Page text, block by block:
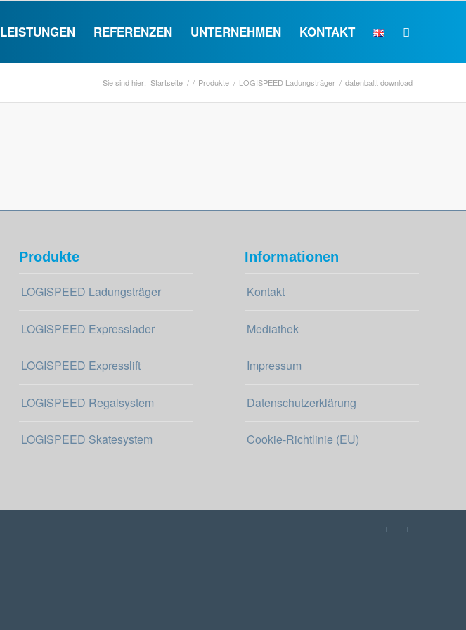
LEISTUNGEN REFERENZEN UNTERNEHMEN KONTAKT
Sie sind hier: Startseite / / Produkte / LOGISPEED Ladungsträger / datenbaltt download
Produkte
LOGISPEED Ladungsträger
LOGISPEED Expresslader
LOGISPEED Expresslift
LOGISPEED Regalsystem
LOGISPEED Skatesystem
Informationen
Kontakt
Mediathek
Impressum
Datenschutzerklärung
Cookie-Richtlinie (EU)